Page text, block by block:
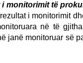
i monitorimit të
i monitorimit
në të
janë monitoruar së